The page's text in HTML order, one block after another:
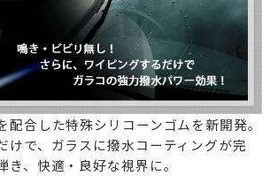
配合した特殊シリコーンゴムを新開発。
けで、ガラスに撥水コーティングが完
き、快適・良好な視界に。